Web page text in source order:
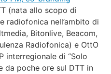
(nata allo scopo di
radiofonica nell’ambito di
Bitonlive, Beacom,
Radiofonica) e OttO
interregionale di “Solo
da poche ore sul DTT in